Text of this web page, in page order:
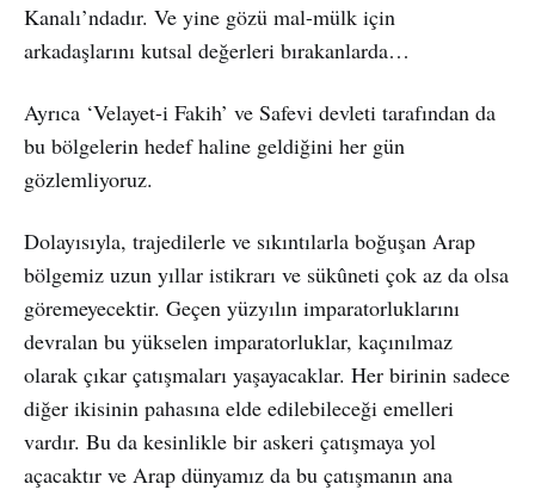
Kanalı’ndadır. Ve yine gözü mal-mülk için
arkadaşlarını kutsal değerleri bırakanlarda…
Ayrıca ‘Velayet-i Fakih’ ve Safevi devleti tarafından da
bu bölgelerin hedef haline geldiğini her gün
gözlemliyoruz.
Dolayısıyla, trajedilerle ve sıkıntılarla boğuşan Arap
bölgemiz uzun yıllar istikrarı ve sükûneti çok az da olsa
göremeyecektir. Geçen yüzyılın imparatorluklarını
devralan bu yükselen imparatorluklar, kaçınılmaz
olarak çıkar çatışmaları yaşayacaklar. Her birinin sadece
diğer ikisinin pahasına elde edilebileceği emelleri
vardır. Bu da kesinlikle bir askeri çatışmaya yol
açacaktır ve Arap dünyamız da bu çatışmanın ana